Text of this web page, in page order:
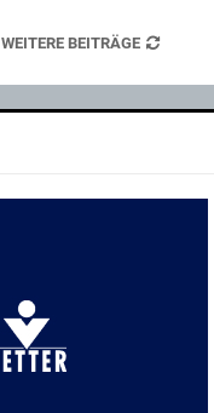
WEITERE BEITRÄGE